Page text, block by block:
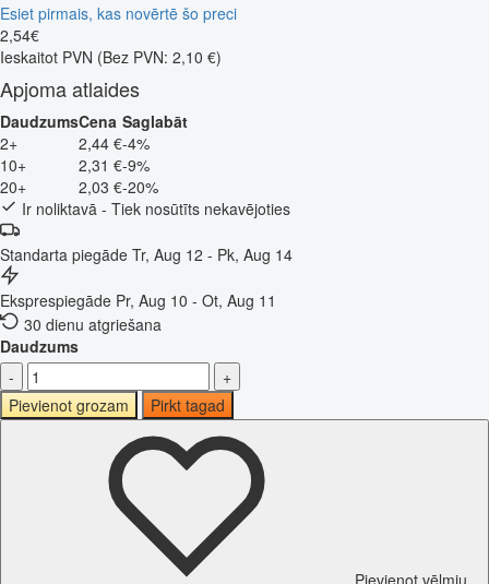
Esiet pirmais, kas novērtē šo preci
2,54€
Ieskaitot PVN (Bez PVN: 2,10 €)
Apjoma atlaides
DaudzumsCena Saglabāt
2+
2,44 €-4%
10+
2,31 €-9%
20+
2,03 €-20%
Ir noliktavā - Tiek nosūtīts nekavējoties
Standarta piegāde Tr, Aug 12 - Pk, Aug 14
Eksprespiegāde Pr, Aug 10 - Ot, Aug 11
30 dienu atgriešana
Daudzums
-
+
Pievienot grozam
Pirkt tagad
Pievienot vēlmju